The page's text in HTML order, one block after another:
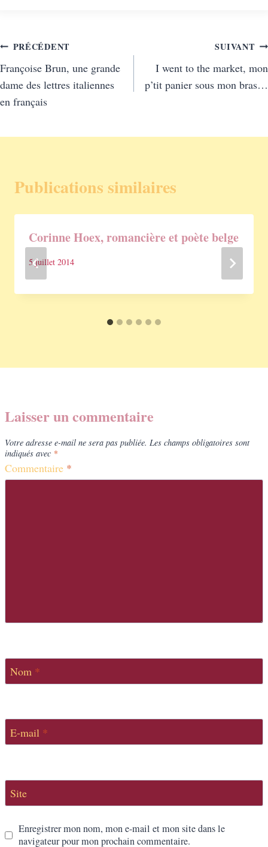
Navigation
de
l’article
PRÉCÉDENT
Françoise Brun, une grande
dame des lettres italiennes
en français
SUIVANT
I went to the market, mon
p’tit panier sous mon bras…
Publications similaires
Corinne Hoex, romancière et poète belge
5 juillet 2014
Laisser un commentaire
Votre adresse e-mail ne sera pas publiée. Les champs obligatoires sont
indiqués avec *
Commentaire *
Nom *
E-mail *
Site
Enregistrer mon nom, mon e-mail et mon site dans le
navigateur pour mon prochain commentaire.